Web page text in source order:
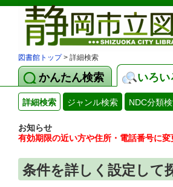
図書館トップ> 詳細検索
かんたん検索 いろい
詳細検索 ジャンル検索 NDC分類
お知らせ
有効期限の近い方や住所・電話番号に変
条件を詳しく設定して